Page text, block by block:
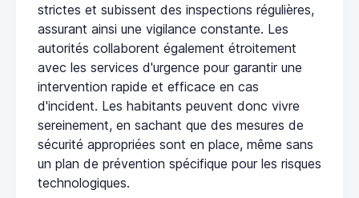
strictes et subissent des inspections régulières,
assurant ainsi une vigilance constante. Les
autorités collaborent également étroitement
avec les services d'urgence pour garantir une
intervention rapide et efficace en cas
d'incident. Les habitants peuvent donc vivre
sereinement, en sachant que des mesures de
sécurité appropriées sont en place, même sans
un plan de prévention spécifique pour les risques
technologiques.